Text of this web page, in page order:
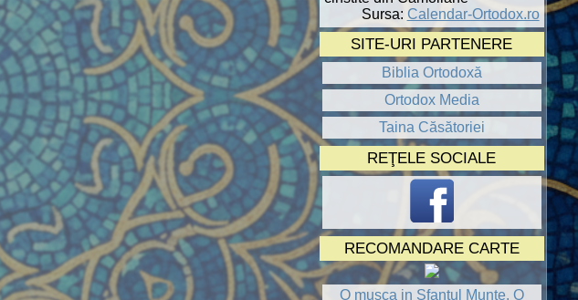
Sursa: Calendar-Ortodox.ro
SITE-URI PARTENERE
Biblia Ortodoxă
Ortodox Media
Taina Căsătoriei
REŢELE SOCIALE
RECOMANDARE CARTE
O musca in Sfantul Munte. O